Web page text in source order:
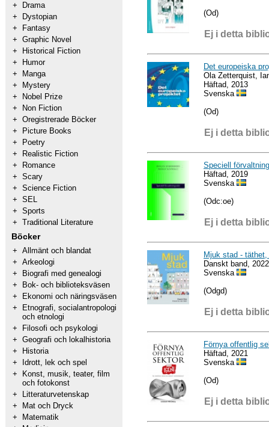
+
Drama
+
Dystopian
+
Fantasy
+ Graphic Novel
+
Historical Fiction
+
Humor
+
Manga
+
Mystery
+
Nobel Prize
+
Non Fiction
+ Oregistrerade Böcker
+
Picture Books
+
Poetry
+
Realistic Fiction
+
Romance
+ Scary
+ Science Fiction
+ SEL
+ Sports
+ Traditional Literature
Böcker
+ Allmänt och blandat
+ Arkeologi
+
Biografi med genealogi
+
Bok- och biblioteksväsen
+
Ekonomi och näringsväsen
+
Etnografi, socialantropologi
och etnologi
+
Filosofi och psykologi
+ Geografi och lokalhistoria
+
Historia
+
Idrott, lek och spel
+
Konst, musik, teater, film
och fotokonst
+
Litteraturvetenskap
+
Mat och Dryck
+
Matematik
(Od)
Ej i detta
Det europeiska
Ola Zetterquist,
Häftad, 2013
Svenska
(Od)
Ej i detta
Speciell
Häftad, 2019
Svenska
(Odc:oe)
Ej i detta
Mjuk stad -
Danskt band, 2022
Svenska
(Odgd)
Ej i detta
Förnya offentlig
Häftad, 2021
Svenska
(Od)
Ej i detta